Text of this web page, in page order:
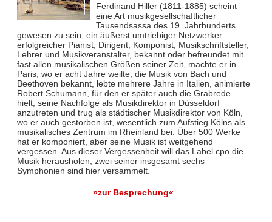
Ferdinand Hiller (1811-1885) scheint
eine Art musikgesellschaftlicher
Tausendsassa des 19. Jahrhunderts
gewesen zu sein, ein äußerst umtriebiger Netzwerker:
erfolgreicher Pianist, Dirigent, Komponist, Musikschriftsteller,
Lehrer und Musikveranstalter, bekannt oder befreundet mit
fast allen musikalischen Größen seiner Zeit, machte er in
Paris, wo er acht Jahre weilte, die Musik von Bach und
Beethoven bekannt, lebte mehrere Jahre in Italien, animierte
Robert Schumann, für den er später auch die Grabrede
hielt, seine Nachfolge als Musikdirektor in Düsseldorf
anzutreten und trug als städtischer Musikdirektor von Köln,
wo er auch gestorben ist, wesentlich zum Aufstieg Kölns als
musikalisches Zentrum im Rheinland bei. Über 500 Werke
hat er komponiert, aber seine Musik ist weitgehend
vergessen. Aus dieser Vergessenheit will das Label cpo die
Musik herausholen, zwei seiner insgesamt sechs
Symphonien sind hier versammelt.
»zur Besprechung«